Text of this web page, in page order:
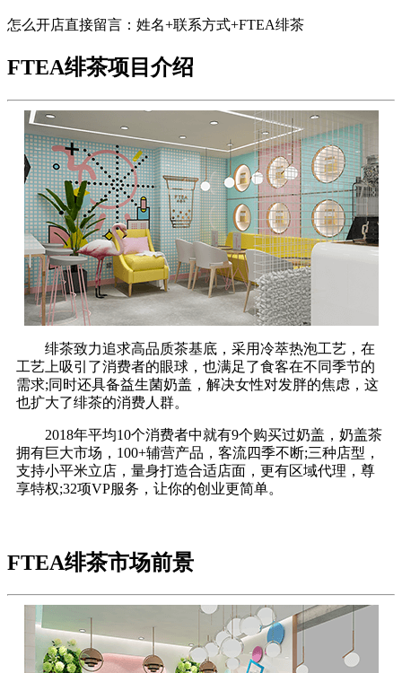
怎么开店直接留言：姓名+联系方式+FTEA绯茶
FTEA绯茶项目介绍
绯茶致力追求高品质茶基底，采用冷萃热泡工艺，在
工艺上吸引了消费者的眼球，也满足了食客在不同季节的
需求;同时还具备益生菌奶盖，解决女性对发胖的焦虑，这
也扩大了绯茶的消费人群。
2018年平均10个消费者中就有9个购买过奶盖，奶盖茶
拥有巨大市场，100+辅营产品，客流四季不断;三种店型，
支持小平米立店，量身打造合适店面，更有区域代理，尊
享特权;32项VP服务，让你的创业更简单。
FTEA绯茶市场前景